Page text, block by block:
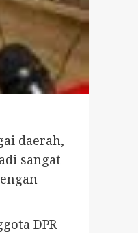
daerah,
sangat
DPR